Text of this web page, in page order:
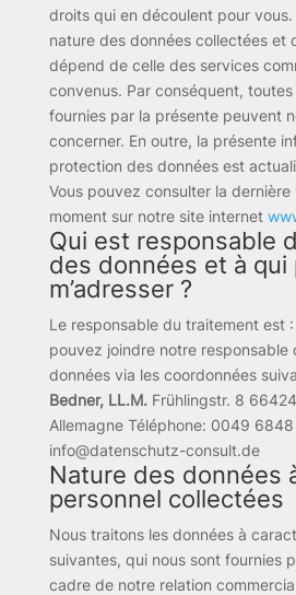
droits qui en découlent pour vous.
nature des données collectées et
dépend de celle des services
convenus. Par conséquent,
fournies par la présente peuvent
concerner. En outre, la présente
protection des données est
Vous pouvez consulter la
moment sur notre site internet
Qui est responsable
des données et à qui
m’adresser ?
Le responsable du traitement est
pouvez joindre notre responsable
données via les coordonnées
Bedner, LL.M.Frühlingstr. 8
Allemagne Téléphone: 0049
info@datenschutz-consult.de
Nature des données
personnel collectées
Nous traitons les données à
suivantes, qui nous sont fournies
cadre de notre relation